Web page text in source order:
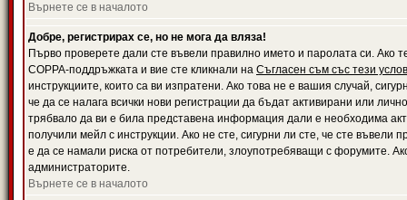
Върнете се в началото
Добре, регистрирах се, но не мога да вляза!
Първо проверете дали сте въвели правилно името и паролата си. Ако
COPPA-поддръжката и вие сте кликнали на Съгласен съм със тези
инструкциите, които са ви изпратени. Ако това не е вашия случай,
че да се налага всички нови регистрации да бъдат активирани или
трябвало да ви е била представена информация дали е необходима
получили мейл с инструкции. Ако не сте, сигурни ли сте, че сте
е да се намали риска от потребители, злоупотребяващи с форумите.
администраторите.
Върнете се в началото